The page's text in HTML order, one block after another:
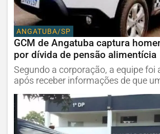
ANGATUBA/SP
GCM de Angatuba captura
por dívida de pensão alimentícia
Segundo a corporação, a equipe foi
após receber informações de que